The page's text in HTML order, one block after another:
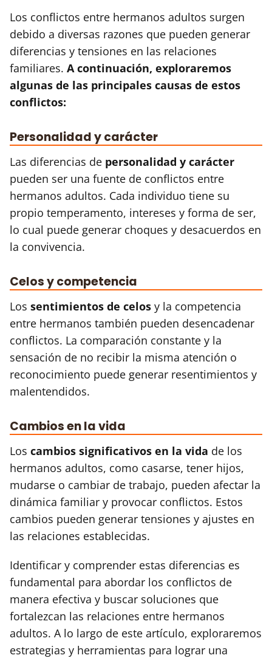
Los conflictos entre hermanos adultos surgen
debido a diversas razones que pueden generar
diferencias y tensiones en las relaciones
familiares. A continuación, exploraremos
algunas de las principales causas de estos
conflictos:
Personalidad y carácter
Las diferencias de personalidad y carácter
pueden ser una fuente de conflictos entre
hermanos adultos. Cada individuo tiene su
propio temperamento, intereses y forma de ser,
lo cual puede generar choques y desacuerdos en
la convivencia.
Celos y competencia
Los sentimientos de celos y la competencia
entre hermanos también pueden desencadenar
conflictos. La comparación constante y la
sensación de no recibir la misma atención o
reconocimiento puede generar resentimientos y
malentendidos.
Cambios en la vida
Los cambios significativos en la vida de los
hermanos adultos, como casarse, tener hijos,
mudarse o cambiar de trabajo, pueden afectar la
dinámica familiar y provocar conflictos. Estos
cambios pueden generar tensiones y ajustes en
las relaciones establecidas.
Identificar y comprender estas diferencias es
fundamental para abordar los conflictos de
manera efectiva y buscar soluciones que
fortalezcan las relaciones entre hermanos
adultos. A lo largo de este artículo, exploraremos
estrategias y herramientas para lograr una